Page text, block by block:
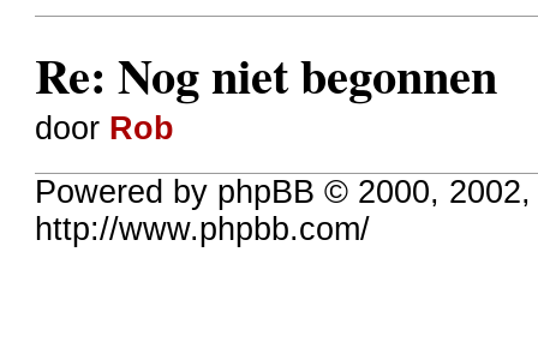
Re: Nog niet begonnen
door Rob
Powered by phpBB © 2000,
http://www.phpbb.com/